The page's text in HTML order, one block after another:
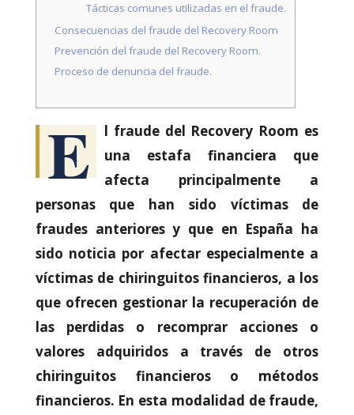
Tácticas comunes utilizadas en el fraude.
Consecuencias del fraude del Recovery Room
Prevención del fraude del Recovery Room.
Proceso de denuncia del fraude.
E
l fraude del Recovery Room es
una estafa financiera que
afecta principalmente a
personas que han sido víctimas de
fraudes anteriores y que en España ha
sido noticia por afectar especialmente a
víctimas de chiringuitos financieros, a los
que ofrecen gestionar la recuperación de
las perdidas o recomprar acciones o
valores adquiridos a través de otros
chiringuitos financieros o métodos
financieros. En esta modalidad de fraude,
Necesarias
cookies no
son
opcionales.
necesarias
funcione la
web.
Estadísticas
Para que
podamos
mejorar la
funcionalidad
y estructura
de la web, en
base a cómo